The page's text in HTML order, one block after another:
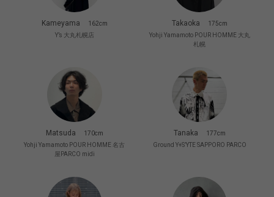
Kameyama
162cm
Y’s 大丸札幌店
Takaoka
175cm
Yohji Yamamoto POUR HOMME 大丸
札幌
Matsuda
170cm
Yohji Yamamoto POUR HOMME 名古
屋PARCO midi
Tanaka
177cm
Ground Y+S’YTE SAPPORO PARCO